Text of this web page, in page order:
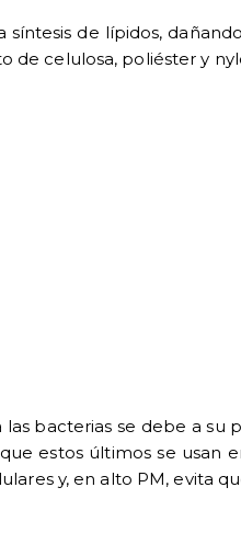
de lípidos,
de celulosa, poliéster y
bacterias se debe a su
estos últimos se usan
y, en alto PM, evita